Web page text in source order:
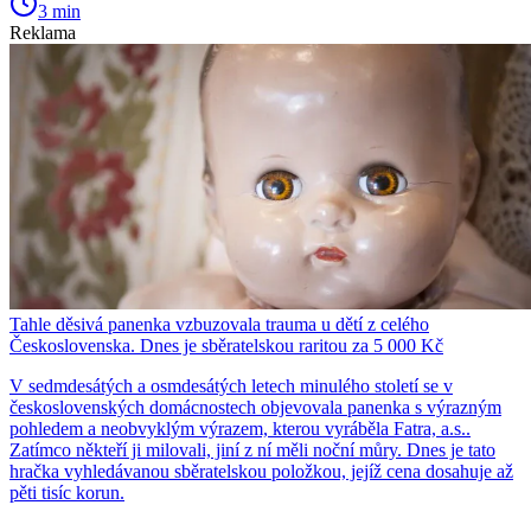
3 min
Reklama
Tahle děsivá panenka vzbuzovala trauma u dětí z celého
Československa. Dnes je sběratelskou raritou za 5 000 Kč
V sedmdesátých a osmdesátých letech minulého století se v
československých domácnostech objevovala panenka s výrazným
pohledem a neobvyklým výrazem, kterou vyráběla Fatra, a.s..
Zatímco někteří ji milovali, jiní z ní měli noční můry. Dnes je tato
hračka vyhledávanou sběratelskou položkou, jejíž cena dosahuje až
pěti tisíc korun.